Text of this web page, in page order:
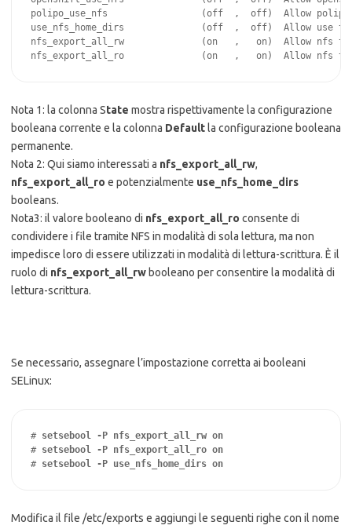
polipo_use_nfs                 (off  ,  off)  Allow polipo
use_nfs_home_dirs              (off  ,  off)  Allow use to
nfs_export_all_rw              (on   ,   on)  Allow nfs to
nfs_export_all_ro              (on   ,   on)  Allow nfs to
Nota 1: la colonna State mostra rispettivamente la configurazione
booleana corrente e la colonna Default la configurazione booleana
permanente.
Nota 2: Qui siamo interessati a nfs_export_all_rw,
nfs_export_all_ro e potenzialmente use_nfs_home_dirs
booleans.
Nota3: il valore booleano di nfs_export_all_ro consente di
condividere i file tramite NFS in modalità di sola lettura, ma non
impedisce loro di essere utilizzati in modalità di lettura-scrittura. È il
ruolo di nfs_export_all_rw booleano per consentire la modalità di
lettura-scrittura.
Se necessario, assegnare l’impostazione corretta ai booleani
SELinux:
# setsebool -P nfs_export_all_rw on
# setsebool -P nfs_export_all_ro on
# setsebool -P use_nfs_home_dirs on
Modifica il file /etc/exports e aggiungi le seguenti righe con il nome